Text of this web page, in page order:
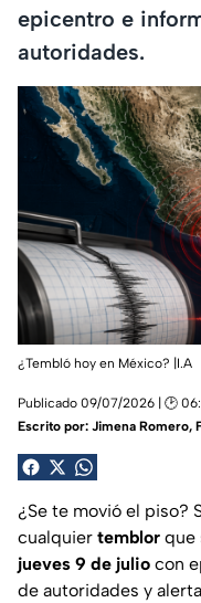
epicentro e
autoridades.
¿Tembló hoy en México? |I.A
Publicado 09/07/2026 | 🕑
Escrito por: Jimena Romero,
¿Se te movió el piso?
cualquier temblor que
jueves 9 de julio con
de autoridades y